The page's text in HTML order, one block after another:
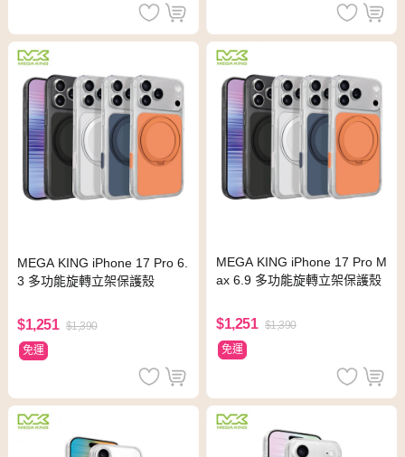
MEGA KING iPhone 17 Pro 6.
3 多功能旋轉立架保護殼
$1,251 $1,390
免運
MEGA KING iPhone 17 Pro M
ax 6.9 多功能旋轉立架保護殼
$1,251 $1,390
免運